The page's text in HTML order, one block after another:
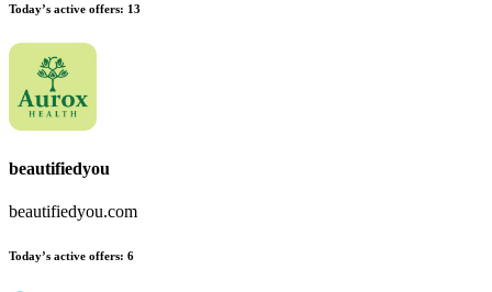
Today’s active offers: 13
beautifiedyou
beautifiedyou.com
Today’s active offers: 6